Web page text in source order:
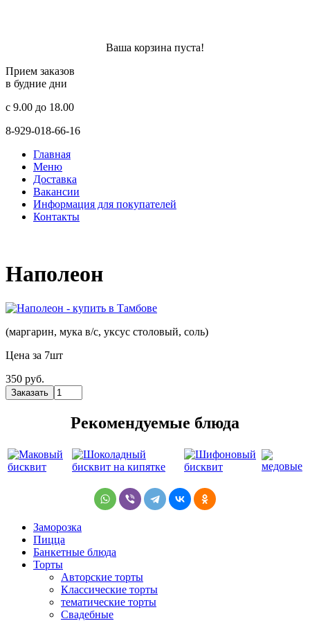
Ваша корзина пуста!
Прием заказов
в будние дни
c 9.00 до 18.00
8-929-018-66-16
Главная
Меню
Доставка
Вакансии
Информация для покупателей
Контакты
Наполеон
(маргарин, мука в/с, уксус столовый, соль)
Цена за 7шт
350 руб.
Рекомендуемые блюда
Заморозка
Пицца
Банкетные блюда
Торты
Авторские торты
Классические торты
тематические торты
Свадебные